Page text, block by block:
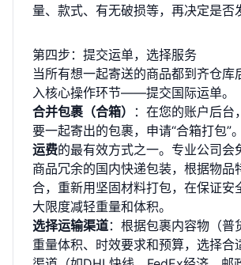
量、款式、有无破损等，再决定是否
第四步：提交运单，选择服务
当所有想一起寄送的商品都到齐仓库
入核心操作环节——提交国际运单。
合并包裹（合箱）
：在您的账户后台
要一起寄出的包裹，申请“合箱打包”
运费的最有效方式之一。专业公司会
商品冗余的国内快递包装，根据物品
合，重新用坚固材料打包，在保证安
大限度减轻重量和体积。
选择运输渠道：根据包裹内容物（普
重量体积、时效要求和预算，选择合